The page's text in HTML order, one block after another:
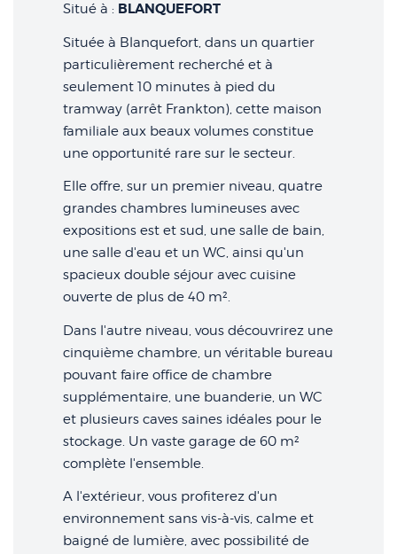
Situé à : BLANQUEFORT
Située à Blanquefort, dans un quartier
particulièrement recherché et à
seulement 10 minutes à pied du
tramway (arrêt Frankton), cette maison
familiale aux beaux volumes constitue
une opportunité rare sur le secteur.
Elle offre, sur un premier niveau, quatre
grandes chambres lumineuses avec
expositions est et sud, une salle de bain,
une salle d'eau et un WC, ainsi qu'un
spacieux double séjour avec cuisine
ouverte de plus de 40 m².
Dans l'autre niveau, vous découvrirez une
cinquième chambre, un véritable bureau
pouvant faire office de chambre
supplémentaire, une buanderie, un WC
et plusieurs caves saines idéales pour le
stockage. Un vaste garage de 60 m²
complète l'ensemble.
A l'extérieur, vous profiterez d'un
environnement sans vis-à-vis, calme et
baigné de lumière, avec possibilité de